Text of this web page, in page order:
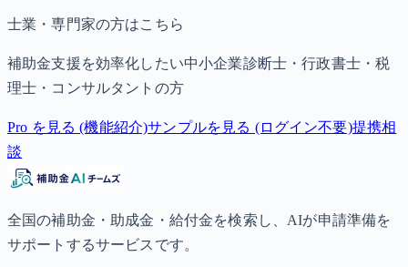
士業・専門家の方はこちら
補助金支援を効率化したい中小企業診断士・行政書士・税
理士・コンサルタントの方
Pro を見る (機能紹介)サンプルを見る (ログイン不要)提携相
談
全国の補助金・助成金・給付金を検索し、AIが申請準備を
サポートするサービスです。